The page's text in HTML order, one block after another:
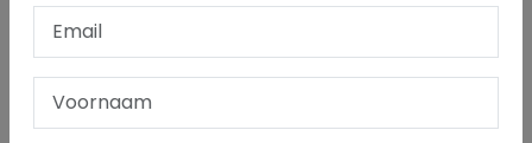
Merk
The One Towelling® (3)
Tiseco (2)